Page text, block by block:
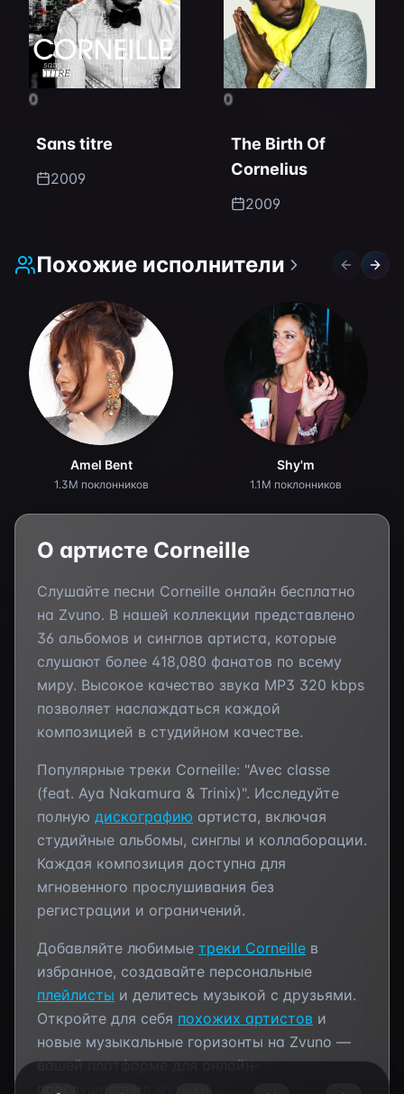
0
Sans titre
2009
0
The Birth Of
Cornelius
2009
Похожие исполнители Previous
Amel Bent
1.3M поклонников
Shy'm
1.1M поклонников
О артисте Corneille
Слушайте песни Corneille онлайн бесплатно
на Zvuno. В нашей коллекции представлено
36 альбомов и синглов артиста, которые
слушают более 418,080 фанатов по всему
миру. Высокое качество звука MP3 320 kbps
позволяет наслаждаться каждой
композицией в студийном качестве.
Популярные треки Corneille: "Avec classe
(feat. Aya Nakamura & Trinix)". Исследуйте
полную дискографию артиста, включая
студийные альбомы, синглы и коллаборации.
Каждая композиция доступна для
мгновенного прослушивания без
регистрации и ограничений.
Добавляйте любимые треки Corneille в
избранное, создавайте персональные
плейлисты и делитесь музыкой с друзьями.
Откройте для себя похожих артистов и
новые музыкальные горизонты на Zvuno —
вашей платформе для онлайн-
прослушивания музыки.